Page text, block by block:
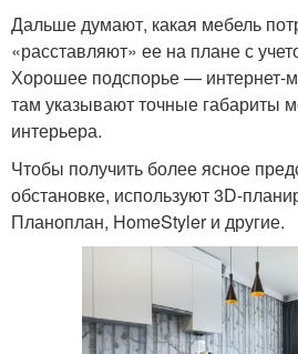
Дальше думают, какая мебель
«расставляют» ее на плане с
Хорошее подспорье — интернет-
там указывают точные габариты
интерьера.
Чтобы получить более ясное
обстановке, используют 3D-
Планоплан, HomeStyler и другие.